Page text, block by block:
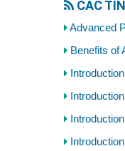
CÁC
Advanced
Benefits of